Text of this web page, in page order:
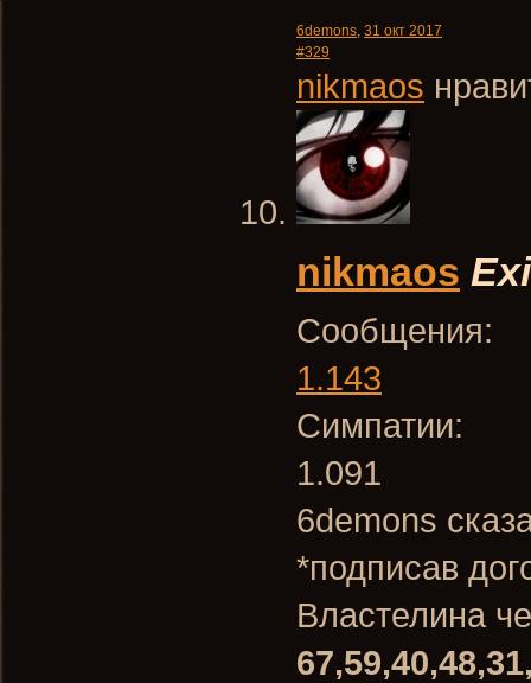
6demons, 31 окт 2017
#329
nikmaos
nikmaos
Сообщения:
1.143
Симпатии:
1.091
6demons
*подписав
Властелина